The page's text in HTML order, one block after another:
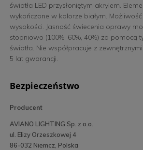
światła LED przysłoniętym akrylem.
wykończone w kolorze białym.
wysokości. Jasność świecenia oprawy
stopniowo (100%, 60%, 40%) za pomocą
światła. Nie współpracuje z
5 lat gwarancji.
Bezpieczeństwo
Producent
AVIANO LIGHTING Sp. z o.o.
ul. Elizy Orzeszkowej 4
86-032 Niemcz, Polska